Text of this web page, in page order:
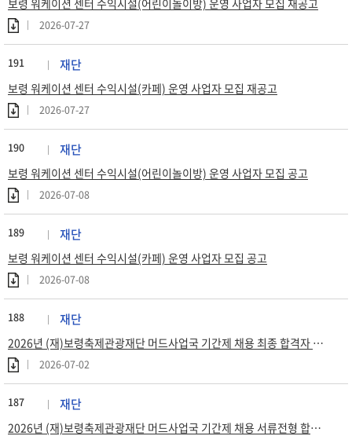
보령 워케이션 센터 수익시설(어린이놀이방) 운영 사업자 모집 재공고
2026-07-27
191 재단
보령 워케이션 센터 수익시설(카페) 운영 사업자 모집 재공고
2026-07-27
190 재단
보령 워케이션 센터 수익시설(어린이놀이방) 운영 사업자 모집 공고
2026-07-08
189 재단
보령 워케이션 센터 수익시설(카페) 운영 사업자 모집 공고
2026-07-08
188 재단
2026년 (재)보령축제관광재단 머드사업국 기간제 채용 최종 합격자 공고
2026-07-02
187 재단
2026년 (재)보령축제관광재단 머드사업국 기간제 채용 서류전형 합격자 공고